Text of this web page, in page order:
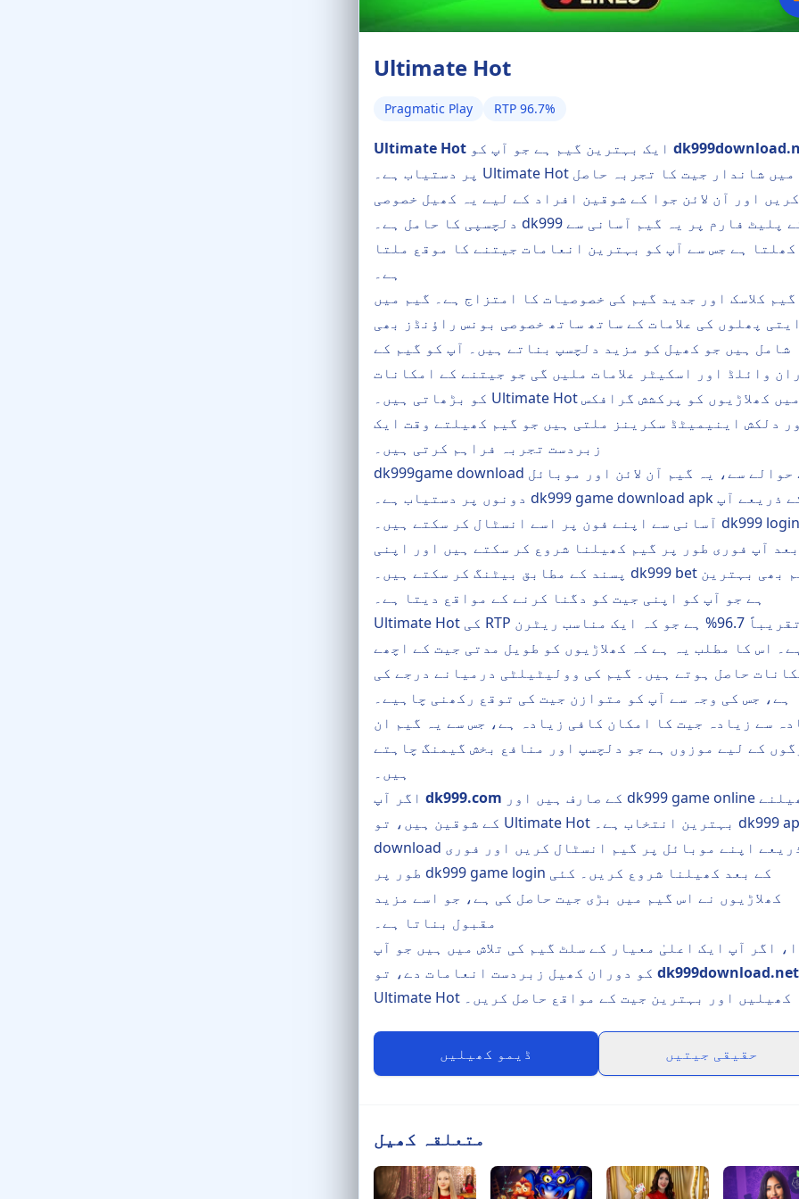
Ultimate Hot
Pragmatic Play RTP 96.7%
Ultimate Hot
پر دستیاب ہے۔ Ultimate Hot میں شاندار جیت کا تجربہ حاصل
کریں اور آن لائن جوا کے شوقین افراد کے لیے یہ کھیل خصوصی
دلچسپی کا حامل ہے۔ dk999 کے پلیٹ فارم پر یہ گیم آسانی سے
کھلتا ہے جس سے آپ کو بہترین انعامات جیتنے کا موقع ملتا
ہے۔
گیم کلاسک اور جدید گیم کی خصوصیات کا امتزاج ہے۔ گیم میں
پھلوں کی علامات کے ساتھ ساتھ خصوصی بونس راؤنڈز بھی
شامل ہیں جو کھیل کو مزید دلچسپ بناتے ہیں۔ آپ کو گیم کے
وائلڈ اور اسکیٹر علامات ملیں گی جو جیتنے کے امکانات
کو بڑھاتی ہیں۔ Ultimate Hot میں کھلاڑیوں کو پرکشش گرافکس
دلکش اینیمیٹڈ سکرینز ملتی ہیں جو گیم کھیلتے وقت ایک
زبردست تجربہ فراہم کرتی ہیں۔
dk999game download کے حوالے سے، یہ گیم آن لائن اور موبائل
دونوں پر دستیاب ہے۔ dk999 game download apk کے ذریعے آپ
آسانی سے اپنے فون پر اسے انسٹال کر سکتے ہیں۔ dk999 login کے
بعد آپ فوری طور پر گیم کھیلنا شروع کر سکتے ہیں اور اپنی
پسند کے مطابق بیٹنگ کر سکتے ہیں۔ dk999 bet سسٹم بھی بہترین
ہے جو آپ کو اپنی جیت کو دگنا کرنے کے مواقع دیتا ہے۔
Ultimate Hot کی RTP تقریباً 96.7% ہے جو کہ ایک مناسب ریٹرن
ہے۔ اس کا مطلب یہ ہے کہ کھلاڑیوں کو طویل مدتی جیت کے اچھے
حاصل ہوتے ہیں۔ گیم کی وولیٹیلٹی درمیانے درجے کی
ہے، جس کی وجہ سے آپ کو متوازن جیت کی توقع رکھنی چاہیے۔
سے زیادہ جیت کا امکان کافی زیادہ ہے، جس سے یہ گیم ان
کے لیے موزوں ہے جو دلچسپ اور منافع بخش گیمنگ چاہتے
ہیں۔
dk999.com
کے شوقین ہیں، تو Ultimate Hot بہترین انتخاب ہے۔ dk999 apk
download کے ذریعے اپنے موبائل پر گیم انسٹال کریں اور فوری
طور پر dk999 game login کے بعد کھیلنا شروع کریں۔ کئی
کھلاڑیوں نے اس گیم میں بڑی جیت حاصل کی ہے، جو اسے مزید
مقبول بناتا ہے۔
اگر آپ ایک اعلیٰ معیار کے سلٹ گیم کی تلاش میں ہیں جو آپ
dk999download.net
Ultimate Hot کھیلیں اور بہترین جیت کے مواقع حاصل کریں۔
ڈیمو کھیلیں حقیقی جیتیں
متعلقہ کھیل